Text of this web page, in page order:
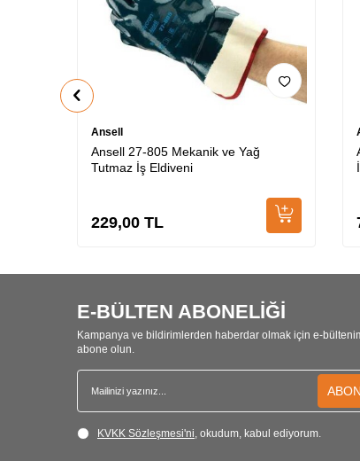
Ansell
Ansell 27-805 Mekanik ve Yağ
Tutmaz İş Eldiveni
229,00 TL
E-BÜLTEN ABONELİĞİ
Kampanya ve bildirimlerden haberdar olmak için e-
abone olun.
KVKK Sözleşmesi'ni , okudum, kabul ediyorum.